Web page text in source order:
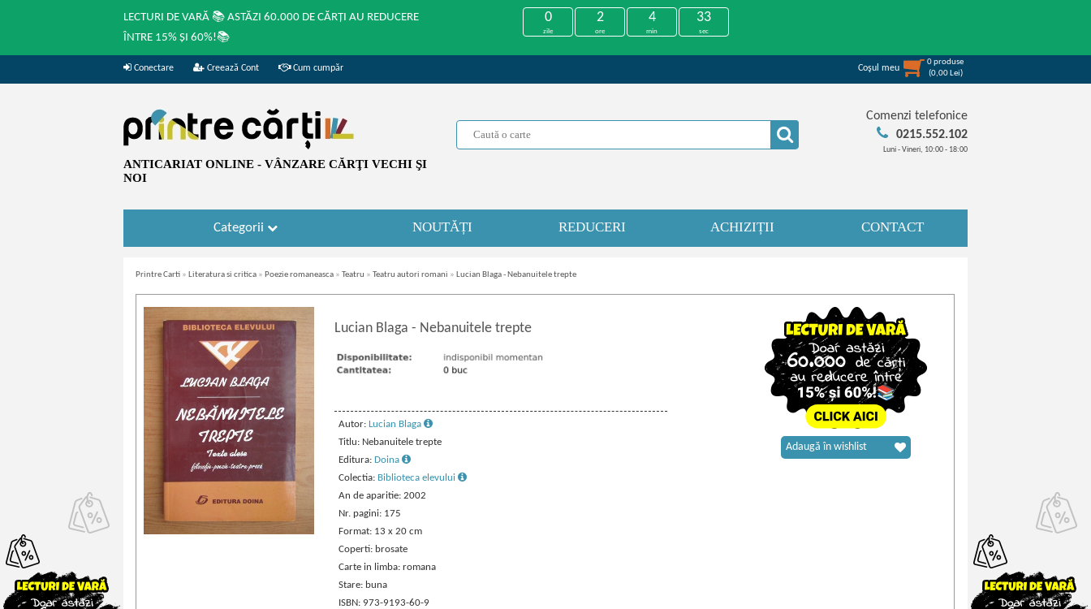
LECTURI DE VARĂ 📚 ASTĂZI 60.000 DE CĂRȚI AU REDUCERE
ÎNTRE 15% ȘI 60%!📚
0
zile
2
ore
4
min
33
sec
Conectare Creează Cont Cum cumpăr Coşul meu
0produse
(0,00 Lei)
ANTICARIAT ONLINE - VÂNZARE CĂRŢI VECHI ŞI
NOI
Comenzi telefonice
0215.552.102
Luni - Vineri, 10:00 - 18:00
Categorii NOUTĂȚI REDUCERI ACHIZIȚII CONTACT
Printre Carti » Literatura si critica » Poezie romaneasca » Teatru » Teatru autori romani » Lucian Blaga - Nebanuitele trepte
Lucian Blaga - Nebanuitele trepte
Autor: Lucian Blaga
Titlu: Nebanuitele trepte
Editura: Doina
Colectia: Biblioteca elevului
An de aparitie: 2002
Nr. pagini: 175
Format: 13 x 20 cm
Coperti: brosate
Carte in limba: romana
Stare: buna
ISBN: 973-9193-60-9
Adaugă în wishlist